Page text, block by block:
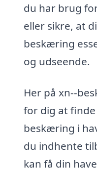
du har brug
eller sikre, at
beskæring
og udseende.
Her på xn--
for dig at
beskæring i
du indhente
kan få din